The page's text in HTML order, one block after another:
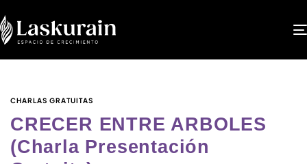
CHARLAS GRATUITAS
CRECER ENTRE ARBOLES
(Charla Presentación